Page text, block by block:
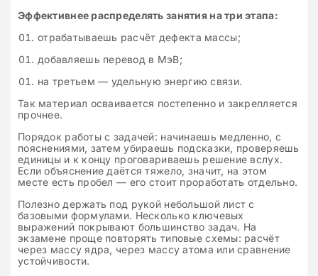
Эффективнее распределять занятия на три этапа:
отрабатываешь расчёт дефекта массы;
добавляешь перевод в МэВ;
на третьем — удельную энергию связи.
Так материал осваивается постепенно и закрепляется
прочнее.
Порядок работы с задачей: начинаешь медленно, с
пояснениями, затем убираешь подсказки, проверяешь
единицы и к концу проговариваешь решение вслух.
Если объяснение даётся тяжело, значит, на этом
месте есть пробел — его стоит проработать отдельно.
Полезно держать под рукой небольшой лист с
базовыми формулами. Несколько ключевых
выражений покрывают большинство задач. На
экзамене проще повторять типовые схемы: расчёт
через массу ядра, через массу атома или сравнение
устойчивости.